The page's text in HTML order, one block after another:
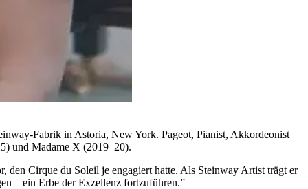
Fabrik in Astoria, New York. Pageot, Pianist, Akkordeonist
und Madame X (2019–20).
den Cirque du Soleil je engagiert hatte. Als Steinway Artist trägt er
– ein Erbe der Exzellenz fortzuführen.”